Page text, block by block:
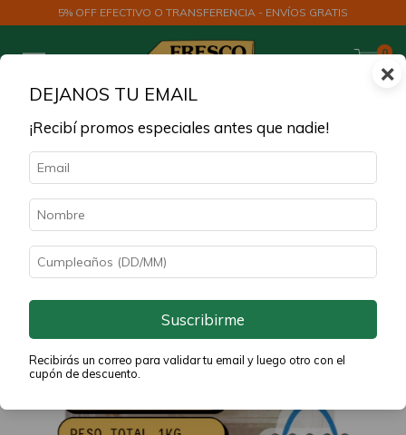
5% OFF EFECTIVO O TRANSFERENCIA - ENVÍOS GRATIS
0
30%
OFF
×
DEJANOS TU EMAIL
¡Recibí promos especiales antes que nadie!
Suscribirme
Recibirás un correo para validar tu email y luego otro con el
cupón de descuento.